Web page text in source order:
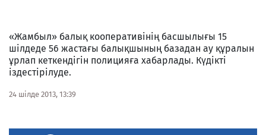
«Жамбыл» балық кооперативінің басшылығы 15
шілдеде 56 жастағы балықшының базадан ау құралын
ұрлап кеткендігін полицияға хабарлады. Күдікті
іздестірілуде.
24 шілде 2013, 13:39